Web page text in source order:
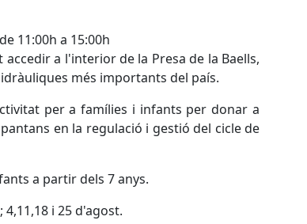
11:00h a 15:00h
a l'interior de la Presa de la Baells,
més importants del país.
per a famílies i infants per donar a
en la regulació i gestió del cicle de
a partir dels 7 anys.
4,11,18 i 25 d'agost.